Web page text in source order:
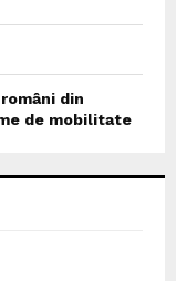
din
de mobilitate